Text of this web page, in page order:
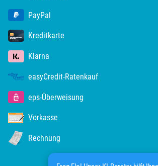
PayPal
Kreditkarte
Klarna
easyCredit-Ratenkauf
eps-Überweisung
Vorkasse
Rechnung